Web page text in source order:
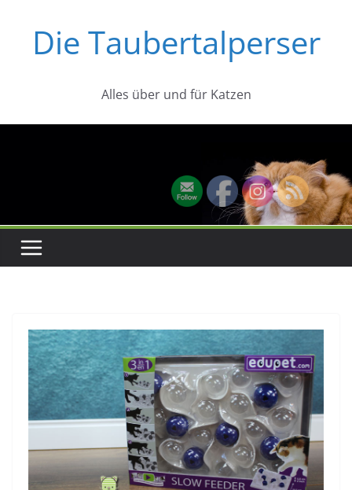
springenDie Taubertalperser
Alles über und für Katzen